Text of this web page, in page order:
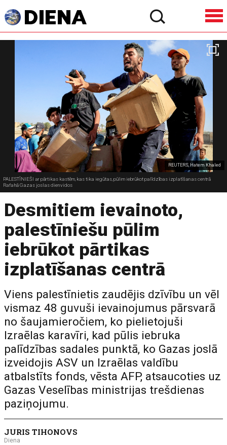
REUTERS, Hatem Khaled
PALESTĪNIEŠI ar pārtikas kastēm, kas tika iegūtas, pūlim iebrūkot palīdzības izplatīšanas centrā
Rafahā Gazas joslas dienvidos
Desmitiem ievainoto,
palestīniešu pūlim
iebrūkot pārtikas
izplatīšanas centrā
Viens palestīnietis zaudējis dzīvību un vēl
vismaz 48 guvuši ievainojumus pārsvarā
no šaujamieročiem, ko pielietojuši
Izraēlas karavīri, kad pūlis iebruka
palīdzības sadales punktā, ko Gazas joslā
izveidojis ASV un Izraēlas valdību
atbalstīts fonds, vēsta AFP, atsaucoties uz
Gazas Veselības ministrijas trešdienas
paziņojumu.
JURIS TIHONOVS
Diena